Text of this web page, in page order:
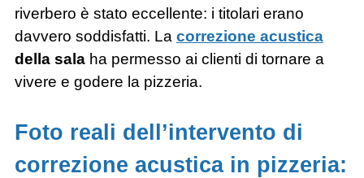
riverbero è stato eccellente: i titolari erano
davvero soddisfatti. La correzione acustica
della sala ha permesso ai clienti di tornare a
vivere e godere la pizzeria.
Foto reali dell’intervento di
correzione acustica in pizzeria: